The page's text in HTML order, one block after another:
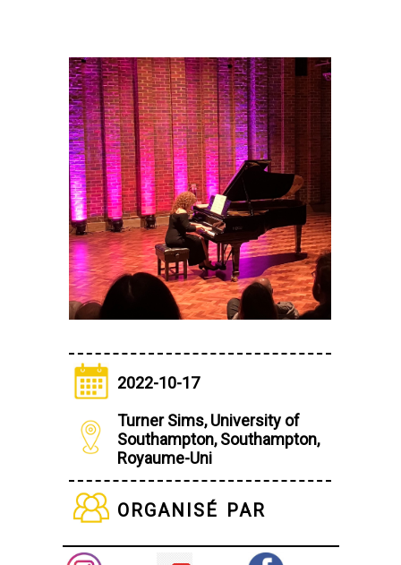
2022-10-17
Turner Sims, University of
Southampton, Southampton,
Royaume-Uni
organisé par